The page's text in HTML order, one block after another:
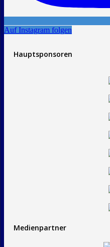
Auf Instagram folgen
Hauptsponsoren
Medienpartner